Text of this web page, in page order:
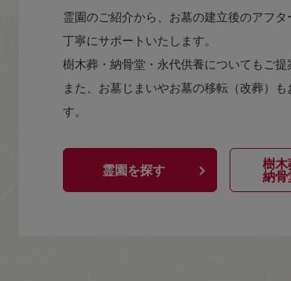
霊園のご紹介から、お墓の建立後のアフタ
丁寧にサポートいたします。
樹木葬・納骨堂・永代供養についてもご提
また、お墓じまいやお墓の移転（改葬）も
す。
霊園を探す 樹木
納